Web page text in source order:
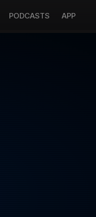
PODCASTS APP